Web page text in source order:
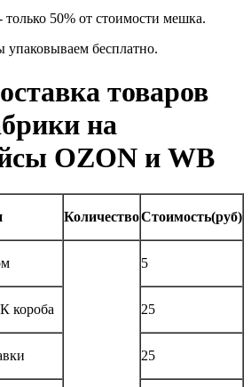
50% от стоимости мешка.
упаковываем бесплатно.
товаров
на
OZON и WB
КоличествоСтоимость(руб)
5
короба 25
25